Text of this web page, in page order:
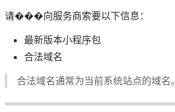
请���向服务商索要以下信息：
最新版本小程序包
合法域名
合法域名通常为当前系统站点的域名。